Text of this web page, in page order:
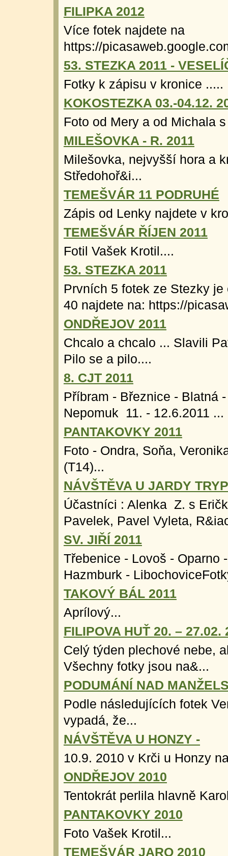
FILIPKA 2012
Více fotek najdete na
https://
53. STEZKA 2011 -
Fotky k zápisu v kronice .....
KOKOSTEZKA 03.-04.12.
Foto od Mery a od Michala
MILEŠOVKA - R. 2011
Milešovka, nejvyšší hora a
Středohoř&i...
TEMEŠVÁR 11 PODRUHÉ
Zápis od Lenky najdete v
TEMEŠVÁR ŘÍJEN 2011
Fotil Vašek Krotil....
53. STEZKA 2011
Prvních 5 fotek ze Stezky
40 najdete na: https://
ONDŘEJOV 2011
Chcalo a chcalo ... Slavili
Pilo se a pilo....
8. CJT 2011
Příbram - Březnice - Blatná
Nepomuk 11. - 12.6.2011 ...
PANTAKOVKY 2011
Foto - Ondra, Soňa,
(T14)...
NÁVŠTĚVA U JARDY
Účastníci : Alenka Z. s
Pavelek, Pavel Vyleta,
SV. JIŘÍ 2011
Třebenice - Lovoš - Oparno
Hazmburk -
TAKOVÝ BÁL 2011
Aprílový...
FILIPOVA HUŤ 20. – 27.02.
Celý týden plechové nebe,
Všechny fotky jsou na&...
PODUMÁNÍ NAD
Podle následujících fotek
vypadá, že...
NÁVŠTĚVA U HONZY -
10.9. 2010 v Krči u Honzy
ONDŘEJOV 2010
Tentokrát perlila hlavně
PANTAKOVKY 2010
Foto Vašek Krotil...
TEMEŠVÁR JARO 2010